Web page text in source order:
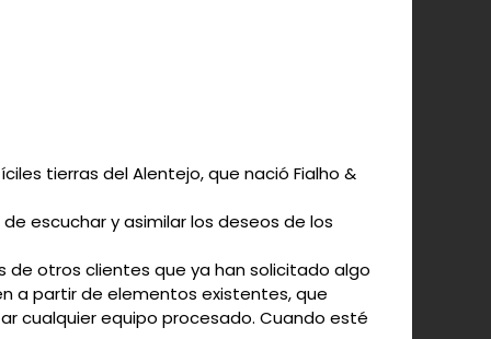
tierras del Alentejo, que nació Fialho &
escuchar y asimilar los deseos de los
de otros clientes que ya han solicitado algo
a partir de elementos existentes, que
cualquier equipo procesado. Cuando esté